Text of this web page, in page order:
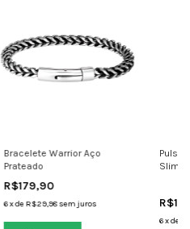
Bracelete Warrior Aço
Prateado
R$179,90
6xdeR$29,98 sem juros
Slim
6xde